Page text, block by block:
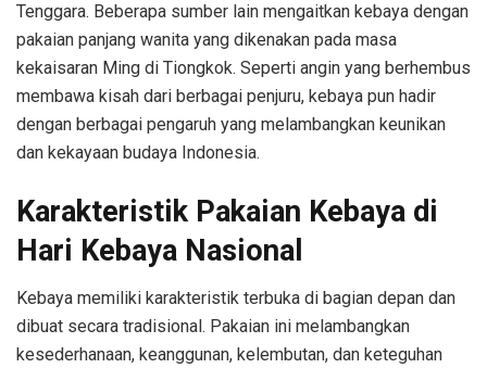
Tenggara. Beberapa sumber lain mengaitkan kebaya dengan
pakaian panjang wanita yang dikenakan pada masa
kekaisaran Ming di Tiongkok. Seperti angin yang berhembus
membawa kisah dari berbagai penjuru, kebaya pun hadir
dengan berbagai pengaruh yang melambangkan keunikan
dan kekayaan budaya Indonesia.
Karakteristik Pakaian Kebaya di
Hari Kebaya Nasional
Kebaya memiliki karakteristik terbuka di bagian depan dan
dibuat secara tradisional. Pakaian ini melambangkan
kesederhanaan, keanggunan, kelembutan, dan keteguhan